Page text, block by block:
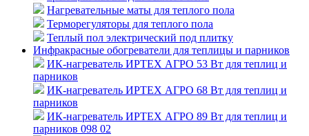
Нагревательные маты для теплого пола
Терморегуляторы для теплого пола
Теплый пол электрический под плитку
Инфракрасные обогреватели для теплицы и парников
ИК-нагреватель ИРТЕХ АГРО 53 Вт для теплиц и
парников
ИК-нагреватель ИРТЕХ АГРО 68 Вт для теплиц и
парников
ИК-нагреватель ИРТЕХ АГРО 89 Вт для теплиц и
парников 098 02